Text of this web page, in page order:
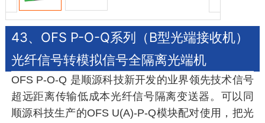
43、OFS P-O-Q系列（B型光端接收机）
光纤信号转模拟信号全隔离光端机
OFS P-O-Q 是顺源科技新开发的业界领先技术信号
超远距离传输低成本光纤信号隔离变送器。可以同
顺源科技生产的OFS U(A)-P-Q模块配对使用，把光